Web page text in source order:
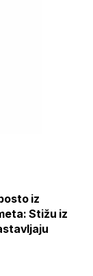
iz
Stižu iz